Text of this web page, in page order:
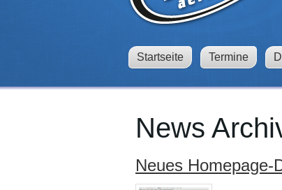
Startseite Termine
News
Neues Homepage-